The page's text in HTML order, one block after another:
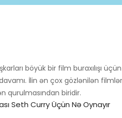
böyük bir film buraxılışı
İlin ən çox gözlənilən
qurulmasından biridir.
Seth Curry Üçün Nə Oynayır